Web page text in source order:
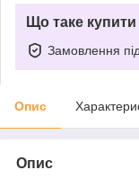
Що таке
Замовлення
Опис
Опис